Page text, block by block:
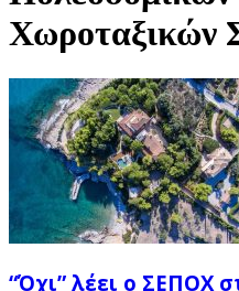
Χωροταξικών
“Όχι” λέει ο ΣΕΠΟΧ